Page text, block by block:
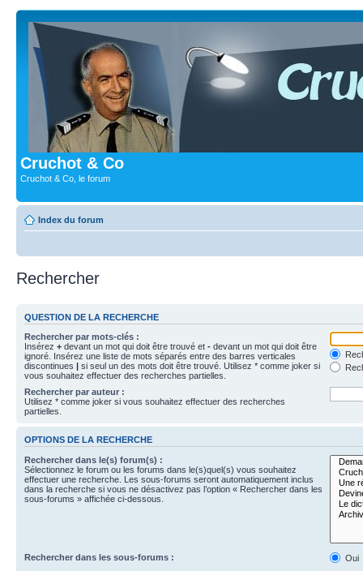
Cruchot & Co
Cruchot & Co, le forum
Index du forum
Rechercher
QUESTION DE LA RECHERCHE
Rechercher par mots-clés :
Insérez + devant un mot qui doit être trouvé et - devant un mot qui doit être
ignoré. Insérez une liste de mots séparés entre des barres verticales
discontinues | si seul un des mots doit être trouvé. Utilisez * comme joker si
vous souhaitez effectuer des recherches partielles.
Rechercher par auteur :
Utilisez * comme joker si vous souhaitez effectuer des recherches
partielles.
OPTIONS DE LA RECHERCHE
Rechercher dans le(s) forum(s) :
Sélectionnez le forum ou les forums dans le(s)quel(s) vous souhaitez
effectuer une recherche. Les sous-forums seront automatiquement inclus
dans la recherche si vous ne désactivez pas l’option « Rechercher dans les
sous-forums » affichée ci-dessous.
Rechercher dans les sous-forums :
Oui